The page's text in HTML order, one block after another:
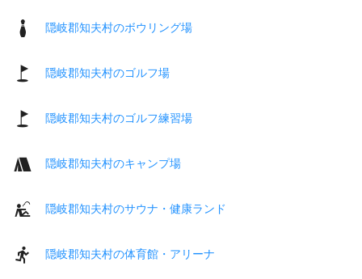
隠岐郡知夫村のボウリング場
隠岐郡知夫村のゴルフ場
隠岐郡知夫村のゴルフ練習場
隠岐郡知夫村のキャンプ場
隠岐郡知夫村のサウナ・健康ランド
隠岐郡知夫村の体育館・アリーナ